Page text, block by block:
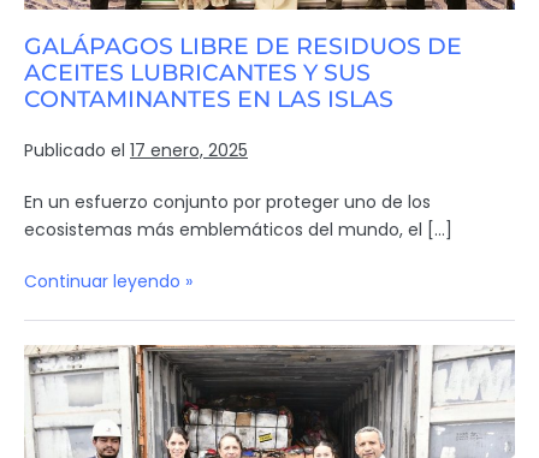
GALÁPAGOS LIBRE DE RESIDUOS DE
ACEITES LUBRICANTES Y SUS
CONTAMINANTES EN LAS ISLAS
Publicado el 17 enero, 2025
En un esfuerzo conjunto por proteger uno de los
ecosistemas más emblemáticos del mundo, el […]
Continuar leyendo »